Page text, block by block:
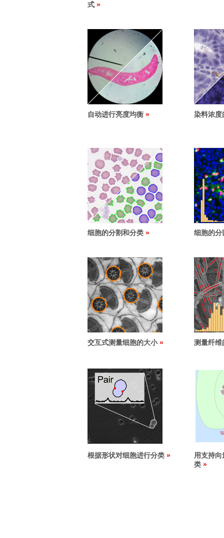
式
自动进行亮度均衡 染料浓度
细胞的分割和分类 细胞的分
交互式测量细胞的大小 测量纤维
根据形状对细胞进行分类
用支持
类